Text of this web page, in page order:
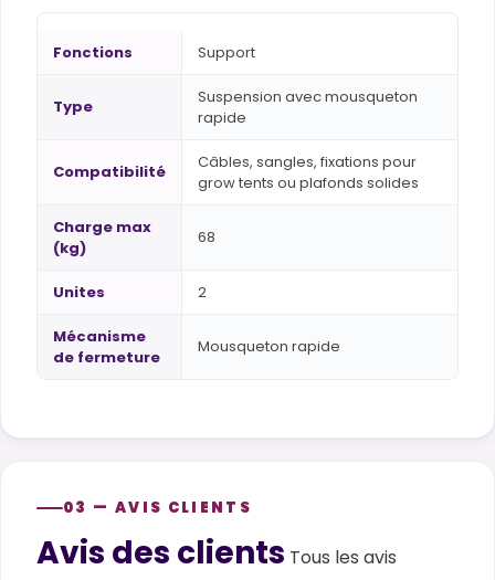
Fonctions Support
Type
Suspension avec mousqueton
rapide
Compatibilité
Câbles, sangles, fixations pour
grow tents ou plafonds solides
Charge max
(kg)
68
Unites 2
Mécanisme
de fermeture
Mousqueton rapide
03 — AVIS CLIENTS
Customer reviews
Avis des clients Tous les avis